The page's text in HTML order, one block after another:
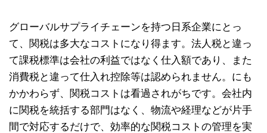
グローバルサプライチェーンを持つ日系企業にとっ
て、関税は多大なコストになり得ます。法人税と違っ
て課税標準は会社の利益ではなく仕入額であり、また
消費税と違って仕入れ控除等は認められません。にも
かかわらず、関税コストは看過されがちです。会社内
に関税を統括する部門はなく、物流や経理などが片手
間で対応するだけで、効率的な関税コストの管理を実